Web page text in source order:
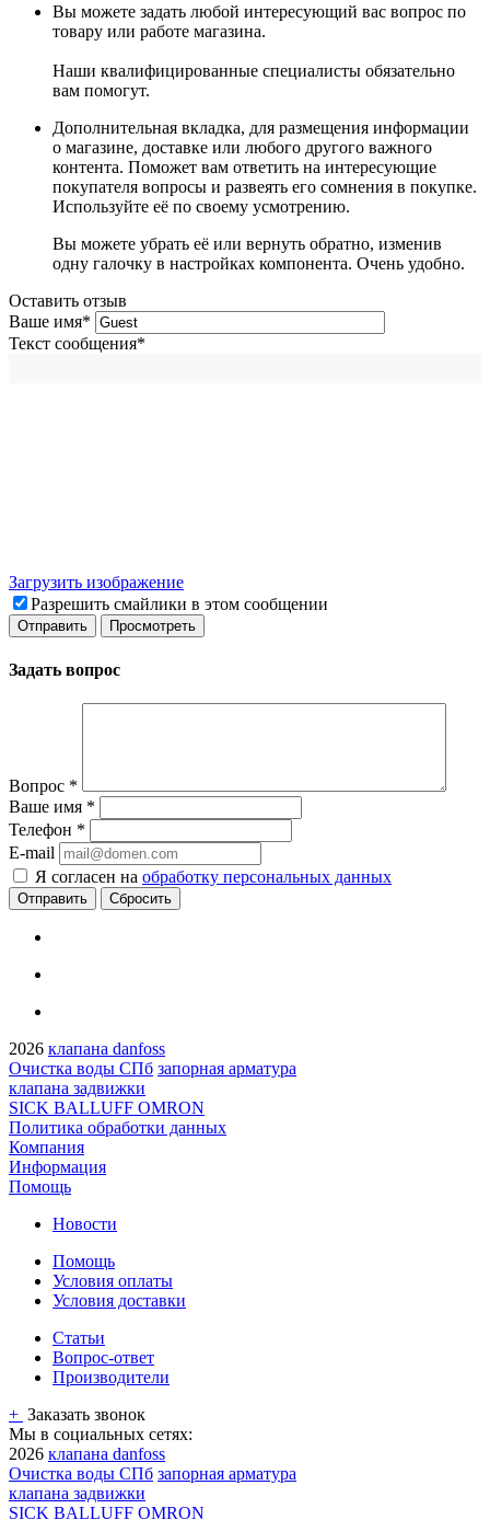
Вы можете задать любой интересующий вас вопрос по
товару или работе магазина.
Наши квалифицированные специалисты обязательно
вам помогут.
Дополнительная вкладка, для размещения информации
о магазине, доставке или любого другого важного
контента. Поможет вам ответить на интересующие
покупателя вопросы и развеять его сомнения в покупке.
Используйте её по своему усмотрению.
Вы можете убрать её или вернуть обратно, изменив
одну галочку в настройках компонента. Очень удобно.
Оставить отзыв
Ваше имя*
Текст сообщения*
Загрузить изображение
Разрешить смайлики в этом сообщении
Задать вопрос
Вопрос *
Ваше имя *
Телефон *
E-mail
Я согласен на обработку персональных данных
Сбросить
2026 клапана danfoss
Очистка воды СПб запорная арматура
клапана задвижки
SICK BALLUFF OMRON
Политика обработки данных
Компания
Информация
Помощь
Новости
Помощь
Условия оплаты
Условия доставки
Статьи
Вопрос-ответ
Производители
+ Заказать звонок
Мы в социальных сетях:
2026 клапана danfoss
Очистка воды СПб запорная арматура
клапана задвижки
SICK BALLUFF OMRON